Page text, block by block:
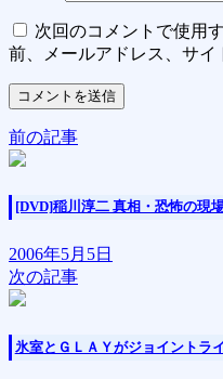
次回のコメントで使用
前、メールアドレス、サイ
前の記事
[DVD]稲川淳二 真相・恐怖の現
2006年5月5日
次の記事
氷室とＧＬＡＹがジョイントラ